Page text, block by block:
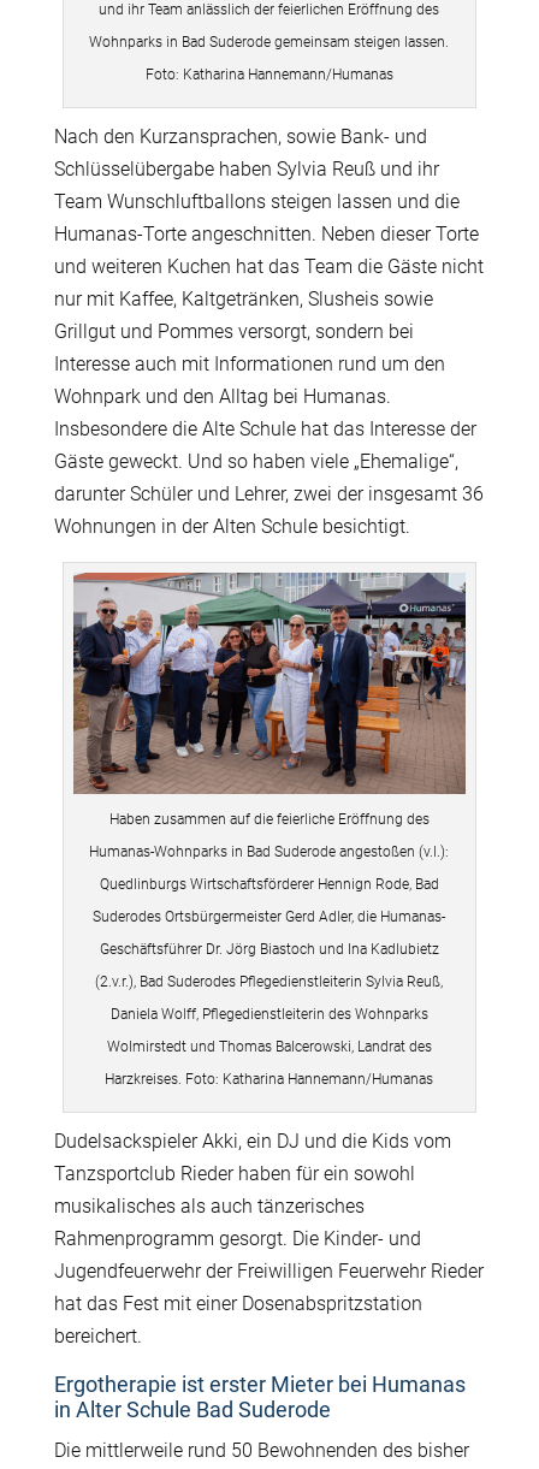
und ihr Team anlässlich der feierlichen Eröffnung des
Wohnparks in Bad Suderode gemeinsam steigen lassen.
Foto: Katharina Hannemann/Humanas
Nach den Kurzansprachen, sowie Bank- und
Schlüsselübergabe haben Sylvia Reuß und ihr
Team Wunschluftballons steigen lassen und die
Humanas-Torte angeschnitten. Neben dieser Torte
und weiteren Kuchen hat das Team die Gäste nicht
nur mit Kaffee, Kaltgetränken, Slusheis sowie
Grillgut und Pommes versorgt, sondern bei
Interesse auch mit Informationen rund um den
Wohnpark und den Alltag bei Humanas.
Insbesondere die Alte Schule hat das Interesse der
Gäste geweckt. Und so haben viele „Ehemalige“,
darunter Schüler und Lehrer, zwei der insgesamt 36
Wohnungen in der Alten Schule besichtigt.
Haben zusammen auf die feierliche Eröffnung des
Humanas-Wohnparks in Bad Suderode angestoßen (v.l.):
Quedlinburgs Wirtschaftsförderer Hennign Rode, Bad
Suderodes Ortsbürgermeister Gerd Adler, die Humanas-
Geschäftsführer Dr. Jörg Biastoch und Ina Kadlubietz
(2.v.r.), Bad Suderodes Pflegedienstleiterin Sylvia Reuß,
Daniela Wolff, Pflegedienstleiterin des Wohnparks
Wolmirstedt und Thomas Balcerowski, Landrat des
Harzkreises. Foto: Katharina Hannemann/Humanas
Dudelsackspieler Akki, ein DJ und die Kids vom
Tanzsportclub Rieder haben für ein sowohl
musikalisches als auch tänzerisches
Rahmenprogramm gesorgt. Die Kinder- und
Jugendfeuerwehr der Freiwilligen Feuerwehr Rieder
hat das Fest mit einer Dosenabspritzstation
bereichert.
Ergotherapie ist erster Mieter bei Humanas
in Alter Schule Bad Suderode
Die mittlerweile rund 50 Bewohnenden des bisher